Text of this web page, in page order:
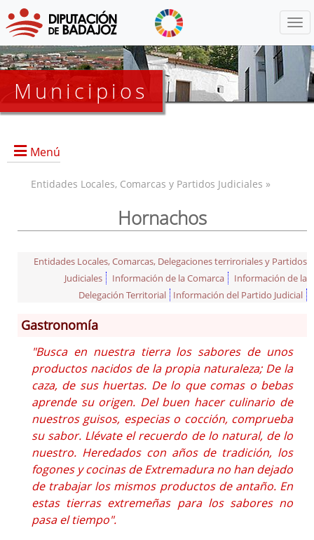
Municipios
Menú
Información General
Historia
Monumentos
Gastronomía
Fiestas
Turismo
Población
Corporación
Correo-e gratis
Entidades Locales, Comarcas y Partidos Judiciales »
Hornachos
Entidades Locales, Comarcas, Delegaciones terriroriales y Partidos
Judiciales
Información de la Comarca
Información de la
Delegación Territorial
Información del Partido Judicial
Gastronomía
"Busca en nuestra tierra los sabores de unos
productos nacidos de la propia naturaleza; De la
caza, de sus huertas. De lo que comas o bebas
aprende su origen. Del buen hacer culinario de
nuestros guisos, especias o cocción, comprueba
su sabor. Llévate el recuerdo de lo natural, de lo
nuestro. Heredados con años de tradición, los
fogones y cocinas de Extremadura no han dejado
de trabajar los mismos productos de antaño. En
estas tierras extremeñas para los sabores no
pasa el tiempo".